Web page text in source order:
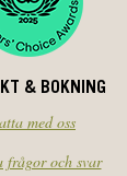
& BOKNING
med oss
frågor och svar